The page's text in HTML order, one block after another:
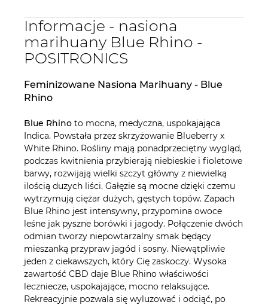
Informacje - nasiona
marihuany Blue Rhino -
POSITRONICS
Feminizowane Nasiona Marihuany - Blue
Rhino
Blue Rhino to mocna, medyczna, uspokajająca
Indica. Powstała przez skrzyżowanie Blueberry x
White Rhino. Rośliny mają ponadprzeciętny wygląd,
podczas kwitnienia przybierają niebieskie i fioletowe
barwy, rozwijają wielki szczyt główny z niewielką
ilością duzych liści. Gałęzie są mocne dzięki czemu
wytrzymują ciężar dużych, gęstych topów. Zapach
Blue Rhino jest intensywny, przypomina owoce
leśne jak pyszne borówki i jagody. Połączenie dwóch
odmian tworzy niepowtarzalny smak będący
mieszanką przypraw jagód i sosny. Niewątpliwie
jeden z ciekawszych, który Cię zaskoczy. Wysoka
zawartość CBD daje Blue Rhino właściwości
leczniecze, uspokajające, mocno relaksujące.
Rekreacyjnie pozwala się wyluzować i odciąć, po